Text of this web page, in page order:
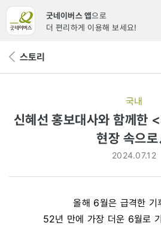
굿네이버스 앱으로
더 편리하게 이용해 보세요!
뒤 스토리
국내
신혜선 홍보대사와 함께한
현장 속으
2024.07.12
올해 6월은 급격한 기
52년 만에 가장 더운 6월로